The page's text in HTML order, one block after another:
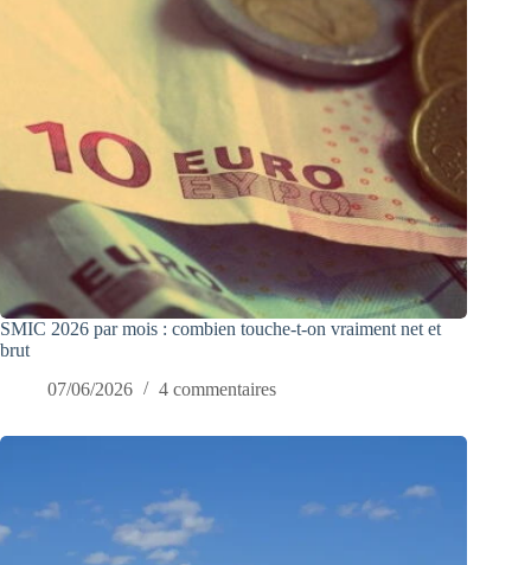
SMIC 2026 par mois : combien touche-t-on vraiment net et
brut
07/06/2026
4 commentaires